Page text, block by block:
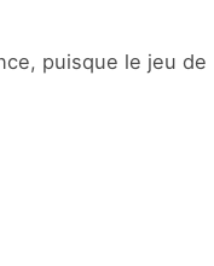
puisque le jeu de